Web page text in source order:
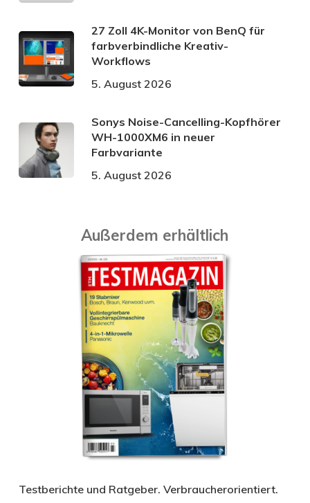
27 Zoll 4K-Monitor von BenQ für
farbverbindliche Kreativ-
Workflows
5. August 2026
Sonys Noise-Cancelling-Kopfhörer
WH-1000XM6 in neuer
Farbvariante
5. August 2026
Außerdem erhältlich
Testberichte und Ratgeber. Verbraucherorientiert.